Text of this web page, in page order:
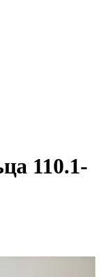
110.1-